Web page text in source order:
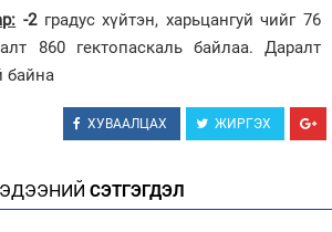
-2градус хүйтэн, харьцангуй чийг 76
860 гектопаскаль байлаа. Даралт
байна
ХУВААЛЦАХ ЖИРГЭХ
СЭТГЭГДЭЛ